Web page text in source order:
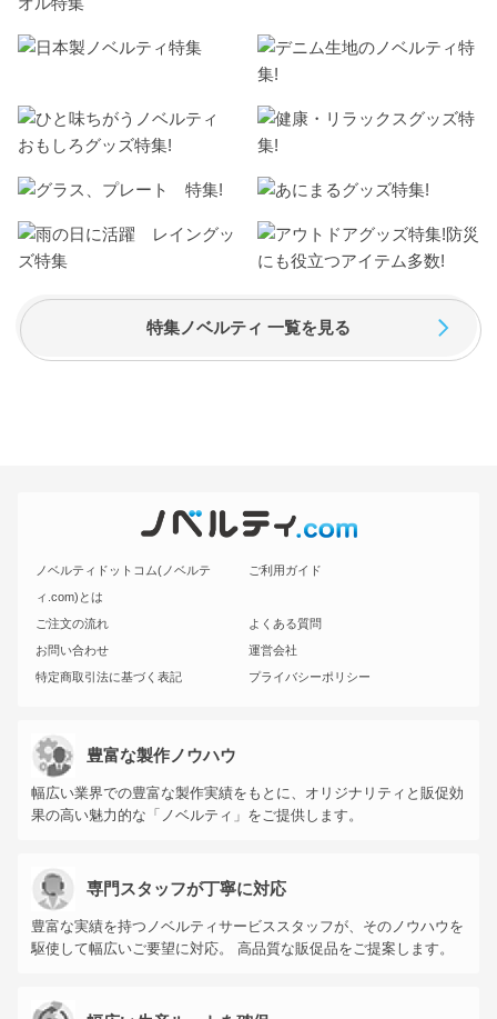
特集ノベルティ 一覧を見る
ノベルティドットコム(ノベルテ
ィ.com)とは
ご利用ガイド
ご注文の流れ
よくある質問
お問い合わせ
運営会社
特定商取引法に基づく表記
プライバシーポリシー
豊富な製作ノウハウ
幅広い業界での豊富な製作実績をもとに、オリジナリティと販促効
果の高い魅力的な「ノベルティ」をご提供します。
専門スタッフが丁寧に対応
豊富な実績を持つノベルティサービススタッフが、そのノウハウを
駆使して幅広いご要望に対応。 高品質な販促品をご提案します。